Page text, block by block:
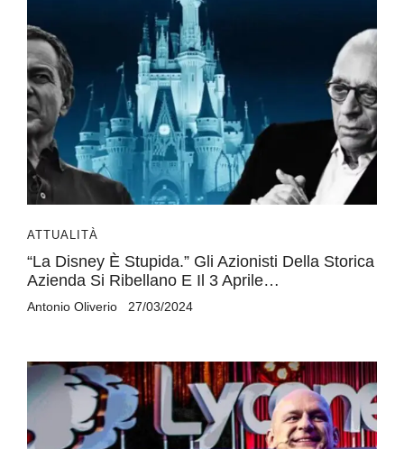
ATTUALITÀ
“La Disney È Stupida.” Gli Azionisti Della Storica
Azienda Si Ribellano E Il 3 Aprile…
Antonio Oliverio 27/03/2024